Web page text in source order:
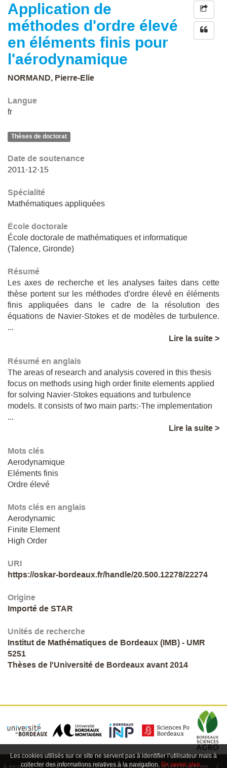
Application de
méthodes d'ordre élevé
en éléments finis pour
l'aérodynamique
NORMAND, Pierre-Elie
Langue
fr
Thèses de doctorat
Date de soutenance
2011-12-15
Spécialité
Mathématiques appliquées
École doctorale
École doctorale de mathématiques et informatique
(Talence, Gironde)
Résumé
Les axes de recherche et les analyses faites dans cette
thèse portent sur les méthodes d'ordre élevé en éléments
finis appliquées dans le cadre de la résolution des
équations de Navier-Stokes et de modèles de turbulence.
...
Lire la suite >
Résumé en anglais
The areas of research and analysis covered ​​in this thesis
focus on methods using high order finite elements applied
for solving Navier-Stokes equations and turbulence
models. It consists of two main parts:-The implementation
...
Lire la suite >
Mots clés
Aerodynamique
Eléments finis
Ordre élevé
Mots clés en anglais
Aerodynamic
Finite Element
High Order
URI
https://oskar-bordeaux.fr/handle/20.500.12278/22274
Origine
Importé de STAR
Unités de recherche
Institut de Mathématiques de Bordeaux (IMB) - UMR
5251
Thèses de l'Université de Bordeaux avant 2014
Les cookies utilisés sur ce site ne servent pas à identifier l’utilisateur mais à
collecter des informations relatives à la navigation. En savoir plus…